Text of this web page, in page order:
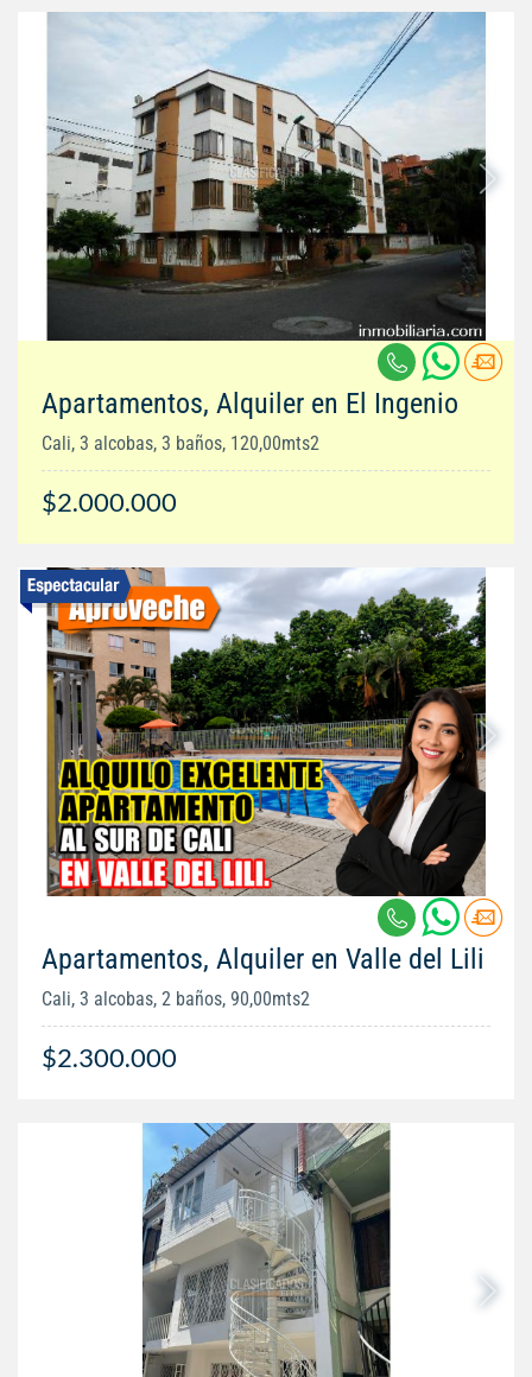
Apartamentos, Alquiler en El Ingenio
Cali, 3 alcobas, 3 baños, 120,00mts2
$2.000.000
Apartamentos, Alquiler en Valle del Lili
Cali, 3 alcobas, 2 baños, 90,00mts2
$2.300.000